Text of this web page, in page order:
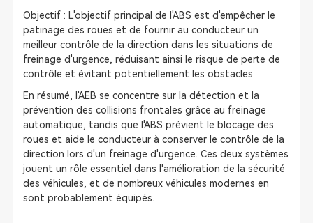
Objectif : L'objectif principal de l'ABS est d'empêcher le
patinage des roues et de fournir au conducteur un
meilleur contrôle de la direction dans les situations de
freinage d'urgence, réduisant ainsi le risque de perte de
contrôle et évitant potentiellement les obstacles.
En résumé, l'AEB se concentre sur la détection et la
prévention des collisions frontales grâce au freinage
automatique, tandis que l'ABS prévient le blocage des
roues et aide le conducteur à conserver le contrôle de la
direction lors d'un freinage d'urgence. Ces deux systèmes
jouent un rôle essentiel dans l'amélioration de la sécurité
des véhicules, et de nombreux véhicules modernes en
sont probablement équipés.